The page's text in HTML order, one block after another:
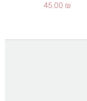
45.00 ₪